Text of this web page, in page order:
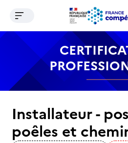
Contenu Recherche
Ouvrir le menu de
Installateur -
poêles et